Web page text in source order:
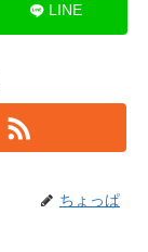
LINE
ちょっぱ